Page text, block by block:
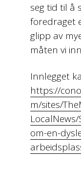
seg tid til å
foredraget
glipp av
måten vi
Innlegget
https://
m/sites/
om-en-